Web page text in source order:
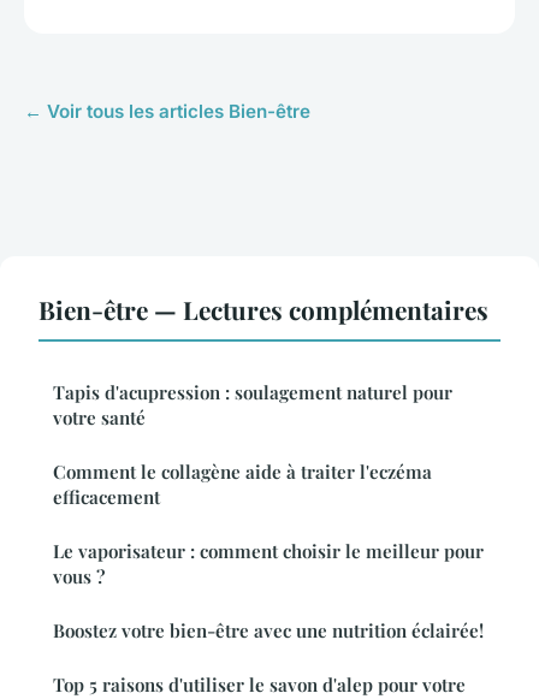
← Voir tous les articles Bien-être
Bien-être — Lectures complémentaires
Tapis d'acupression : soulagement naturel pour
votre santé
Comment le collagène aide à traiter l'eczéma
efficacement
Le vaporisateur : comment choisir le meilleur pour
vous ?
Boostez votre bien-être avec une nutrition éclairée!
Top 5 raisons d'utiliser le savon d'alep pour votre